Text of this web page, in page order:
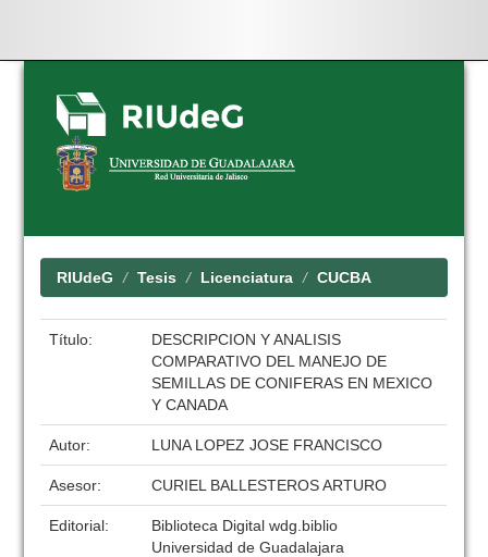
Skip
navigation
RIUdeG Tesis Licenciatura CUCBA
Título:
DESCRIPCION Y ANALISIS
COMPARATIVO DEL MANEJO DE
SEMILLAS DE CONIFERAS EN MEXICO
Y CANADA
Autor: LUNA LOPEZ JOSE FRANCISCO
Asesor: CURIEL BALLESTEROS ARTURO
Editorial:
Biblioteca Digital wdg.biblio
Universidad de Guadalajara